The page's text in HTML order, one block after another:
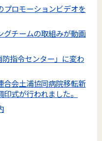
プロモーションビデオを
グチームの取組みが動画
指令センター」に変わ
合会土浦協同病院移転新
式が行われました。